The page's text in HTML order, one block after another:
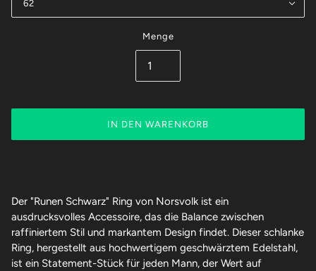
62
Menge
IN DEN WARENKORB
Der "Runen Schwarz" Ring von Norsvolk ist ein
ausdrucksvolles Accessoire, das die Balance zwischen
raffiniertem Stil und markantem Design findet. Dieser schlanke
Ring, hergestellt aus hochwertigem geschwärztem Edelstahl,
ist ein Statement-Stück für jeden Mann, der Wert auf